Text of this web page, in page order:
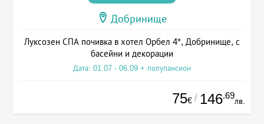
Добринище
Луксозен СПА почивка в хотел Орбел 4*, Добринище, с
басейни и декорации
Дата: 01.07 - 06.09 + полупансион
75€ / 146.69
лв.